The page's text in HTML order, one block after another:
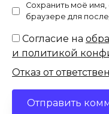
Сохранить моё имя,
браузере для
Согласие на
и политикой
Отказ от